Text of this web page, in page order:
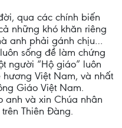
qua các chính biến
những khó khăn riêng
anh phải gánh chịu…
sống đề làm chứng
người “Hộ giáo” luôn
Việt Nam, và nhất
Giáo Việt Nam.
anh và xin Chúa nhân
Thiên Đàng.